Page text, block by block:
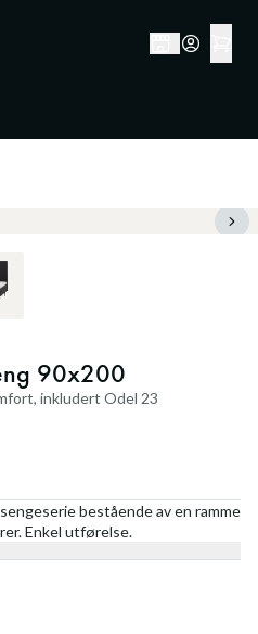
90x200
inkludert Odel 23
bestående av en ramme
Enkel utførelse.